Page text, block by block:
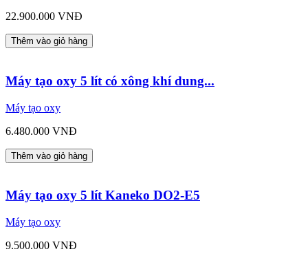
22.900.000 VNĐ
Thêm vào giỏ hàng
Máy tạo oxy 5 lít có xông khí dung...
Máy tạo oxy
6.480.000 VNĐ
Thêm vào giỏ hàng
Máy tạo oxy 5 lít Kaneko DO2-E5
Máy tạo oxy
9.500.000 VNĐ